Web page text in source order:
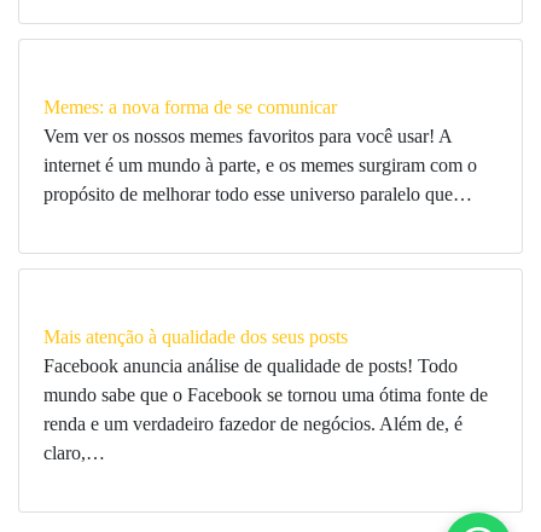
Memes: a nova forma de se comunicar
Vem ver os nossos memes favoritos para você usar! A
internet é um mundo à parte, e os memes surgiram com o
propósito de melhorar todo esse universo paralelo que…
Mais atenção à qualidade dos seus posts
Facebook anuncia análise de qualidade de posts! Todo
mundo sabe que o Facebook se tornou uma ótima fonte de
renda e um verdadeiro fazedor de negócios. Além de, é
claro,…